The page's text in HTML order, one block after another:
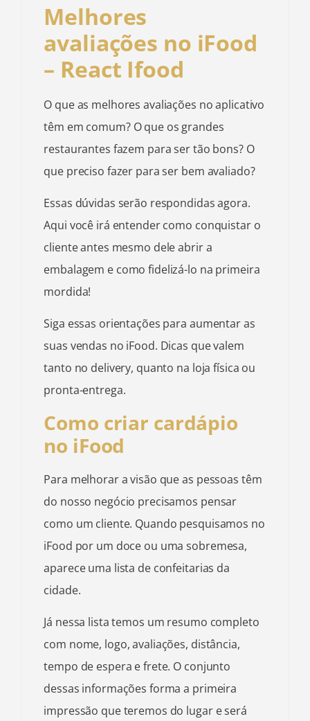
Melhores
avaliações no iFood
– React Ifood
O que as melhores avaliações no aplicativo
têm em comum? O que os grandes
restaurantes fazem para ser tão bons? O
que preciso fazer para ser bem avaliado?
Essas dúvidas serão respondidas agora.
Aqui você irá entender como conquistar o
cliente antes mesmo dele abrir a
embalagem e como fidelizá-lo na primeira
mordida!
Siga essas orientações para aumentar as
suas vendas no iFood. Dicas que valem
tanto no delivery, quanto na loja física ou
pronta-entrega.
Como criar cardápio
no iFood
Para melhorar a visão que as pessoas têm
do nosso negócio precisamos pensar
como um cliente. Quando pesquisamos no
iFood por um doce ou uma sobremesa,
aparece uma lista de confeitarias da
cidade.
Já nessa lista temos um resumo completo
com nome, logo, avaliações, distância,
tempo de espera e frete. O conjunto
dessas informações forma a primeira
impressão que teremos do lugar e será